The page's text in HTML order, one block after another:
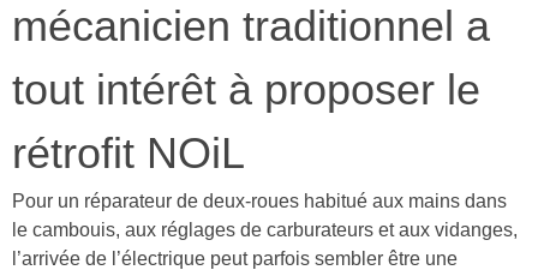
mécanicien traditionnel a
tout intérêt à proposer le
rétrofit NOiL
Pour un réparateur de deux-roues habitué aux mains dans
le cambouis, aux réglages de carburateurs et aux vidanges,
l’arrivée de l’électrique peut parfois sembler être une